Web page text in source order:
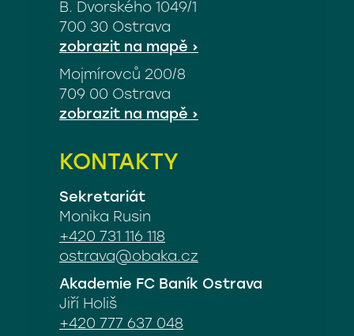
B. Dvorského 1049/1
700 30 Ostrava
zobrazit na mapě B.
›
Mojmírovců 200/8
709 00 Ostrava
zobrazit na mapě Mojmírovců
›
KONTAKTY
Sekretariát
Monika Rusin
+420 731 116 118
ostrava@obaka.cz
Akademie FC Baník Ostrava
Jiří Holiš
+420 777 637 048